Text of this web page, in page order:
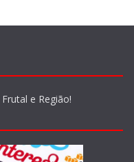
e Região!